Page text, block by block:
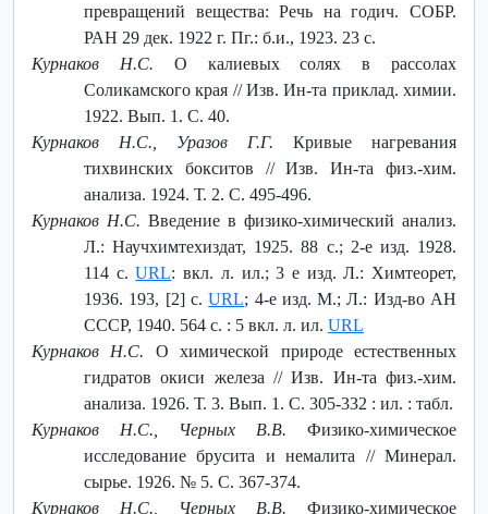
превращений вещества: Речь на годич. СОБР.
РАН 29 дек. 1922 г. Пг.: б.и., 1923. 23 с.
Курнаков Н.С. О калиевых солях в рассолах
Соликамского края // Изв. Ин-та приклад. химии.
1922. Вып. 1. С. 40.
Курнаков Н.С., Уразов Г.Г. Кривые нагревания
тихвинских бокситов // Изв. Ин-та физ.-хим.
анализа. 1924. Т. 2. С. 495-496.
Курнаков Н.С. Введение в физико-химический анализ.
Л.: Научхимтехиздат, 1925. 88 с.; 2-е изд. 1928.
114 с.URL: вкл. л. ил.; 3 е изд. Л.: Химтеорет,
1936. 193, [2] с.URL; 4-е изд. М.; Л.: Изд-во АН
СССР, 1940. 564 с. : 5 вкл. л. ил. URL
Курнаков Н.С. О химической природе естественных
гидратов окиси железа // Изв. Ин-та физ.-хим.
анализа. 1926. Т. 3. Вып. 1. С. 305-332 : ил. : табл.
Курнаков Н.С., Черных В.В. Физико-химическое
исследование брусита и немалита // Минерал.
сырье. 1926. № 5. С. 367-374.
Курнаков Н.С., Черных В.В. Физико-химическое